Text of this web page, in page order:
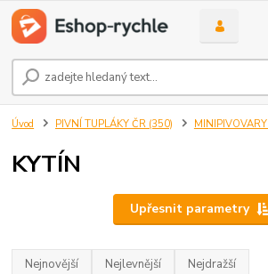
Úvod PIVNÍ TUPLÁKY ČR (350) MINIPIVOVARY
KYTÍN
Upřesnit parametry
Nejnovější Nejlevnější Nejdražší